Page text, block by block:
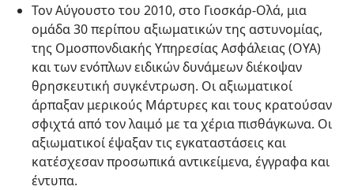
Τον Αύγουστο του 2010, στο Γιοσκάρ-Ολά, μια
ομάδα 30 περίπου αξιωματικών της αστυνομίας,
της Ομοσπονδιακής Υπηρεσίας Ασφάλειας (ΟΥΑ)
και των ενόπλων ειδικών δυνάμεων διέκοψαν
θρησκευτική συγκέντρωση. Οι αξιωματικοί
άρπαξαν μερικούς Μάρτυρες και τους κρατούσαν
σφιχτά από τον λαιμό με τα χέρια πισθάγκωνα. Οι
αξιωματικοί έψαξαν τις εγκαταστάσεις και
κατέσχεσαν προσωπικά αντικείμενα, έγγραφα και
έντυπα.